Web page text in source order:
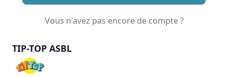
Vous n'avez pas encore de compte ?
TIP-TOP ASBL